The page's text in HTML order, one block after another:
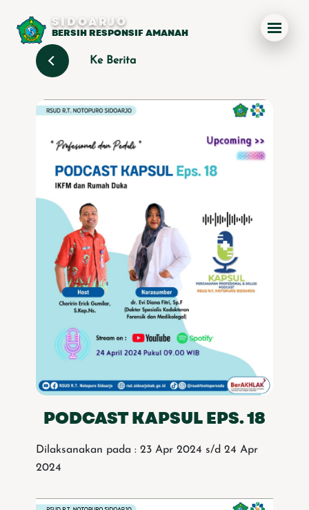
SIDOARJO
BERSIH RESPONSIF AMANAH
Ke Berita
PODCAST KAPSUL EPS. 18
Dilaksanakan pada : 23 Apr 2024 s/d 24 Apr
2024